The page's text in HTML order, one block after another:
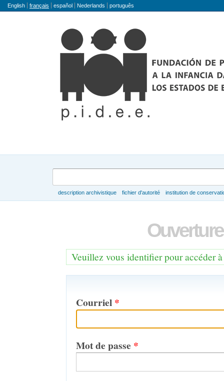
Langue
English français español Nederlands português
description archivistique fichier d'autorité institution de
Veuillez vous identifier pour accéder
Courriel *
Mot de passe *